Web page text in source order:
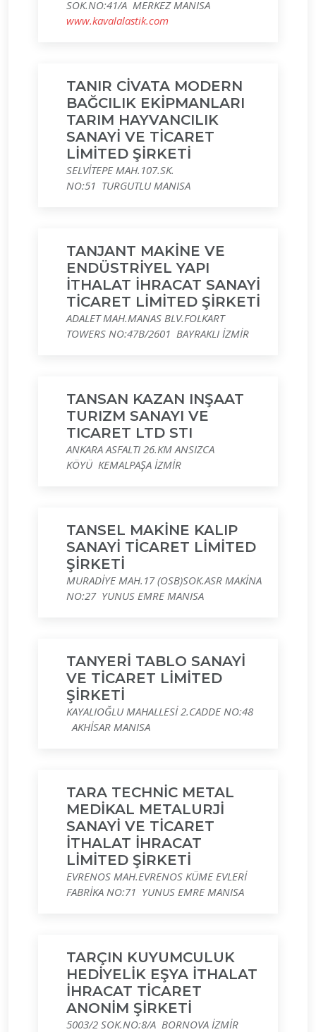
SOK.NO:41/A MERKEZ MANISA
www.kavalalastik.com
TANIR CİVATA MODERN
BAĞCILIK EKİPMANLARI
TARIM HAYVANCILIK
SANAYİ VE TİCARET
LİMİTED ŞİRKETİ
SELVİTEPE MAH.107.SK.
NO:51 TURGUTLU MANISA
TANJANT MAKİNE VE
ENDÜSTRİYEL YAPI
İTHALAT İHRACAT SANAYİ
TİCARET LİMİTED ŞİRKETİ
ADALET MAH.MANAS BLV.FOLKART
TOWERS NO:47B/2601 BAYRAKLI İZMİR
TANSAN KAZAN INŞAAT
TURIZM SANAYI VE
TICARET LTD STI
ANKARA ASFALTI 26.KM ANSIZCA
KÖYÜ KEMALPAŞA İZMİR
TANSEL MAKİNE KALIP
SANAYİ TİCARET LİMİTED
ŞİRKETİ
MURADİYE MAH.17 (OSB)SOK.ASR MAKİNA
NO:27 YUNUS EMRE MANISA
TANYERİ TABLO SANAYİ
VE TİCARET LİMİTED
ŞİRKETİ
KAYALIOĞLU MAHALLESİ 2.CADDE NO:48
AKHİSAR MANISA
TARA TECHNİC METAL
MEDİKAL METALURJİ
SANAYİ VE TİCARET
İTHALAT İHRACAT
LİMİTED ŞİRKETİ
EVRENOS MAH.EVRENOS KÜME EVLERİ
FABRİKA NO:71 YUNUS EMRE MANISA
TARÇIN KUYUMCULUK
HEDİYELİK EŞYA İTHALAT
İHRACAT TİCARET
ANONİM ŞİRKETİ
5003/2 SOK.NO:8/A BORNOVA İZMİR